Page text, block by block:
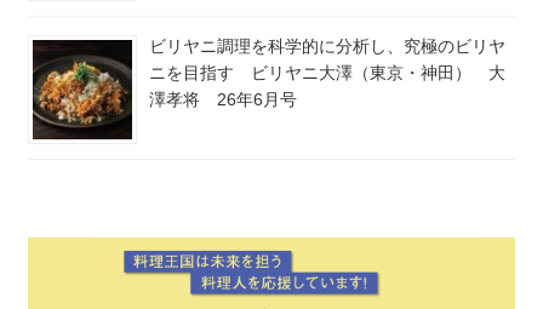
ビリヤニ調理を科学的に分析し、究極のビリヤ
ニを目指す ビリヤニ大澤（東京・神田） 大
澤孝将 26年6月号